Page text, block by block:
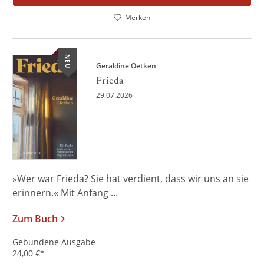
Merken
NEU Geraldine Oetken
Frieda
29.07.2026
»Wer war Frieda? Sie hat verdient, dass wir uns an sie
erinnern.« Mit Anfang ...
Zum Buch
Gebundene Ausgabe
24,00 €*